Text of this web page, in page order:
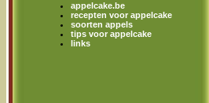
appelcake.be
recepten voor appelcake
soorten appels
tips voor appelcake
links